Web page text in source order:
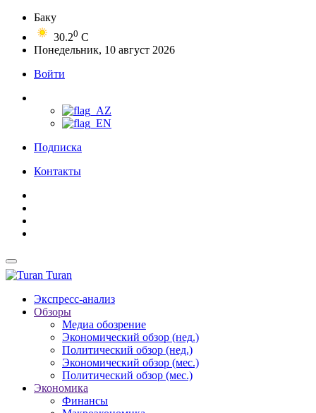
Баку
30.20 C
Понедельник, 10 август 2026
Войти
Подписка
Контакты
Turan
Экспресс-анализ
Обзоры
Медиа обозрение
Экономический обзор (нед.)
Политический обзор (нед.)
Экономический обзор (мес.)
Политический обзор (мес.)
Экономика
Финансы